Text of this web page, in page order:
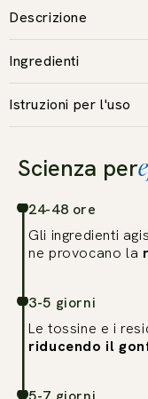
Descrizione
Ingredienti
Istruzioni per l'uso
Scienza per
24-48 ore
Gli ingredienti
ne provocano la
3-5 giorni
Le tossine e i
riducendo il